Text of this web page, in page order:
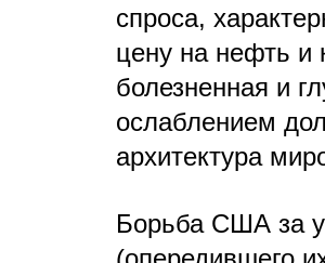
спроса,
цену на нефть и
болезненная и
ослаблением
архитектура
Борьба США за